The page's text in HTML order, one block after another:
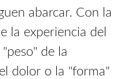
abarcar. Con la
la experiencia del
de la
dolor o la "forma"